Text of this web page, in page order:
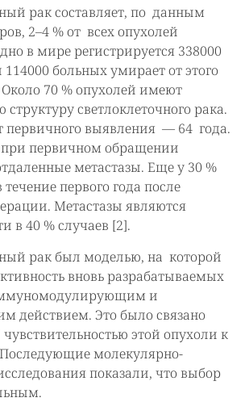
рак составляет, по данным
2–4 % от всех опухолей
в мире регистрируется 338000
больных умирает от этого
70 % опухолей имеют
структуру светлоклеточного рака.
первичного выявления — 64 года.
первичном обращении
метастазы. Еще у 30 %
первого года после
Метастазы являются
в 40 % случаев [2].
рак был моделью, на которой
вновь разрабатываемых
и
действием. Это было связано
этой опухоли к
молекулярно-
показали, что выбор